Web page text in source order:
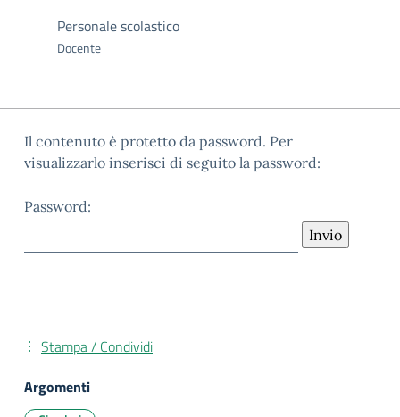
Personale scolastico
Docente
Il contenuto è protetto da password. Per
visualizzarlo inserisci di seguito la password:
Password:
Stampa / Condividi
Argomenti